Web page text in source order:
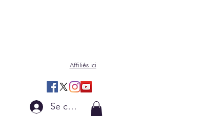
Affiliés ici
Se connecter